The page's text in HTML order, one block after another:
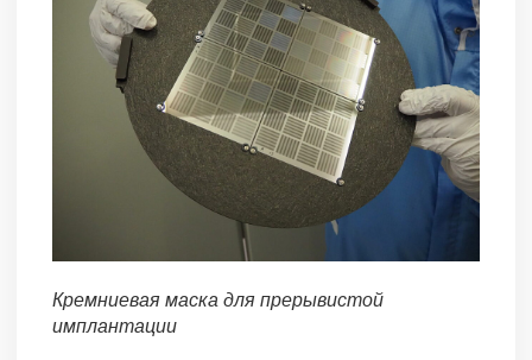
Кремниевая маска для прерывистой
имплантации